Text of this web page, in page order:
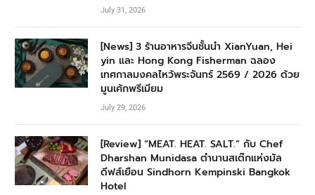
July 31, 2026
[News] 3 ร้านอาหารจีนชั้นนำ XianYuan, Hei
yin และ Hong Kong Fisherman ฉลอง
เทศกาลมงคลไหว้พระจันทร์ 2569 / 2026 ด้วย
มูนเค้กพรีเมียม
July 29, 2026
[Review] “MEAT. HEAT. SALT.” กับ Chef
Dharshan Munidasa ตำนานสเต๊กแห่งมัล
ดีฟส์เยือน Sindhorn Kempinski Bangkok
Hotel